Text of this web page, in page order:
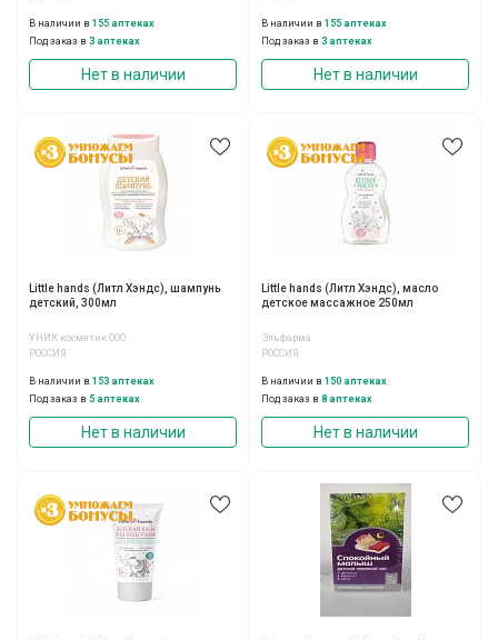
В наличии в 155 аптеках
Под заказ в 3 аптеках
Нет в наличии
В наличии в 155 аптеках
Под заказ в 3 аптеках
Нет в наличии
Little hands (Литл Хэндс), шампунь
детский, 300мл
УНИК косметик ООО
РОССИЯ
В наличии в 153 аптеках
Под заказ в 5 аптеках
Нет в наличии
Little hands (Литл Хэндс), масло
детское массажное 250мл
Эльфарма
РОССИЯ
В наличии в 150 аптеках
Под заказ в 8 аптеках
Нет в наличии